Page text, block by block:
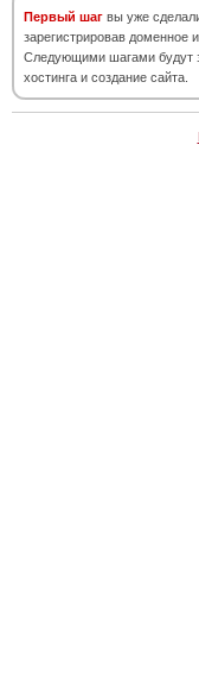
Первый шаг вы уже
зарегистрировав доменное
Следующими шагами будут
хостинга и создание сайта.